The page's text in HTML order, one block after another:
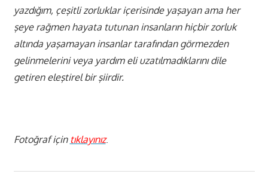
yazdığım, çeşitli zorluklar içerisinde yaşayan ama her
şeye rağmen hayata tutunan insanların hiçbir zorluk
altında yaşamayan insanlar tarafından görmezden
gelinmelerini veya yardım eli uzatılmadıklarını dile
getiren eleştirel bir şiirdir.
Fotoğraf için tıklayınız.